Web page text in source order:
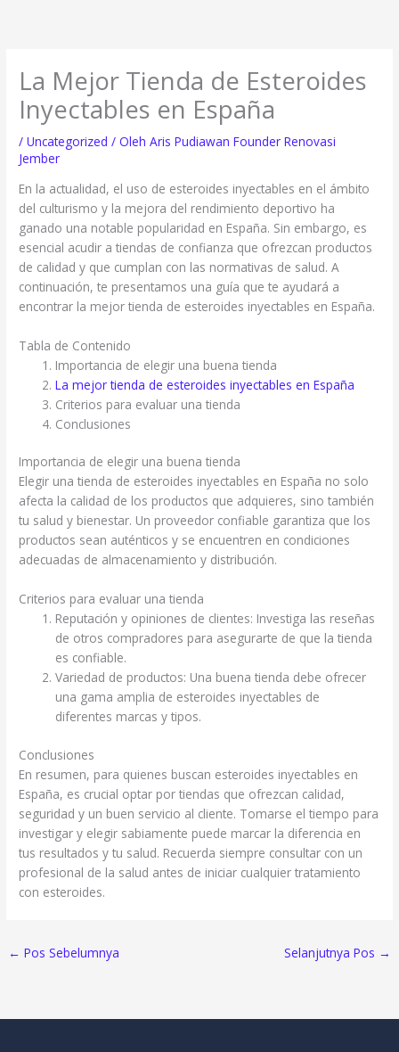
La Mejor Tienda de Esteroides
Inyectables en España
/Uncategorized / OlehAris Pudiawan Founder Renovasi
Jember
En la actualidad, el uso de esteroides inyectables en el ámbito
del culturismo y la mejora del rendimiento deportivo ha
ganado una notable popularidad en España. Sin embargo, es
esencial acudir a tiendas de confianza que ofrezcan productos
de calidad y que cumplan con las normativas de salud. A
continuación, te presentamos una guía que te ayudará a
encontrar la mejor tienda de esteroides inyectables en España.
Tabla de Contenido
Importancia de elegir una buena tienda
La mejor tienda de esteroides inyectables en España
Criterios para evaluar una tienda
Conclusiones
Importancia de elegir una buena tienda
Elegir una tienda de esteroides inyectables en España no solo
afecta la calidad de los productos que adquieres, sino también
tu salud y bienestar. Un proveedor confiable garantiza que los
productos sean auténticos y se encuentren en condiciones
adecuadas de almacenamiento y distribución.
Criterios para evaluar una tienda
Reputación y opiniones de clientes: Investiga las reseñas
de otros compradores para asegurarte de que la tienda
es confiable.
Variedad de productos: Una buena tienda debe ofrecer
una gama amplia de esteroides inyectables de
diferentes marcas y tipos.
Conclusiones
En resumen, para quienes buscan esteroides inyectables en
España, es crucial optar por tiendas que ofrezcan calidad,
seguridad y un buen servicio al cliente. Tomarse el tiempo para
investigar y elegir sabiamente puede marcar la diferencia en
tus resultados y tu salud. Recuerda siempre consultar con un
profesional de la salud antes de iniciar cualquier tratamiento
con esteroides.
← Pos Sebelumnya Selanjutnya Pos →